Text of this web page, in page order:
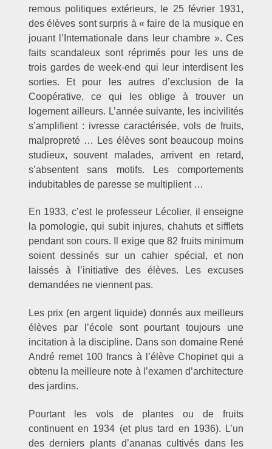
remous politiques extérieurs, le 25 février 1931,
des élèves sont surpris à « faire de la musique en
jouant l’Internationale dans leur chambre ». Ces
faits scandaleux sont réprimés pour les uns de
trois gardes de week-end qui leur interdisent les
sorties. Et pour les autres d’exclusion de la
Coopérative, ce qui les oblige à trouver un
logement ailleurs. L’année suivante, les incivilités
s’amplifient : ivresse caractérisée, vols de fruits,
malpropreté … Les élèves sont beaucoup moins
studieux, souvent malades, arrivent en retard,
s’absentent sans motifs. Les comportements
indubitables de paresse se multiplient …
En 1933, c’est le professeur Lécolier, il enseigne
la pomologie, qui subit injures, chahuts et sifflets
pendant son cours. Il exige que 82 fruits minimum
soient dessinés sur un cahier spécial, et non
laissés à l’initiative des élèves. Les excuses
demandées ne viennent pas.
Les prix (en argent liquide) donnés aux meilleurs
élèves par l’école sont pourtant toujours une
incitation à la discipline. Dans son domaine René
André remet 100 francs à l’élève Chopinet qui a
obtenu la meilleure note à l’examen d’architecture
des jardins.
Pourtant les vols de plantes ou de fruits
continuent en 1934 (et plus tard en 1936). L’un
des derniers plants d’ananas cultivés dans les